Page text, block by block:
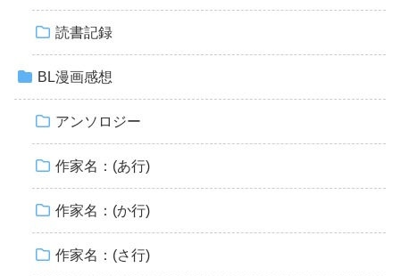
読書記録
BL漫画感想
アンソロジー
作家名：(あ行)
作家名：(か行)
作家名：(さ行)